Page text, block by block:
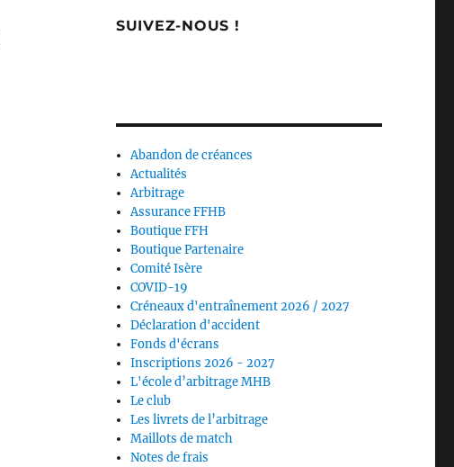
SUIVEZ-NOUS !
Abandon de créances
Actualités
Arbitrage
Assurance FFHB
Boutique FFH
Boutique Partenaire
Comité Isère
COVID-19
Créneaux d'entraînement 2026 / 2027
Déclaration d'accident
Fonds d'écrans
Inscriptions 2026 - 2027
L'école d’arbitrage MHB
Le club
Les livrets de l’arbitrage
Maillots de match
Notes de frais